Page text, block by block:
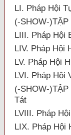
LI. Pháp Hội
(-SHOW-
LIII. Pháp Hội
LIV. Pháp Hội
LV. Pháp Hội
LVI. Pháp Hội
(-SHOW-
Tát
LVIII. Pháp
LIX. Pháp Hội